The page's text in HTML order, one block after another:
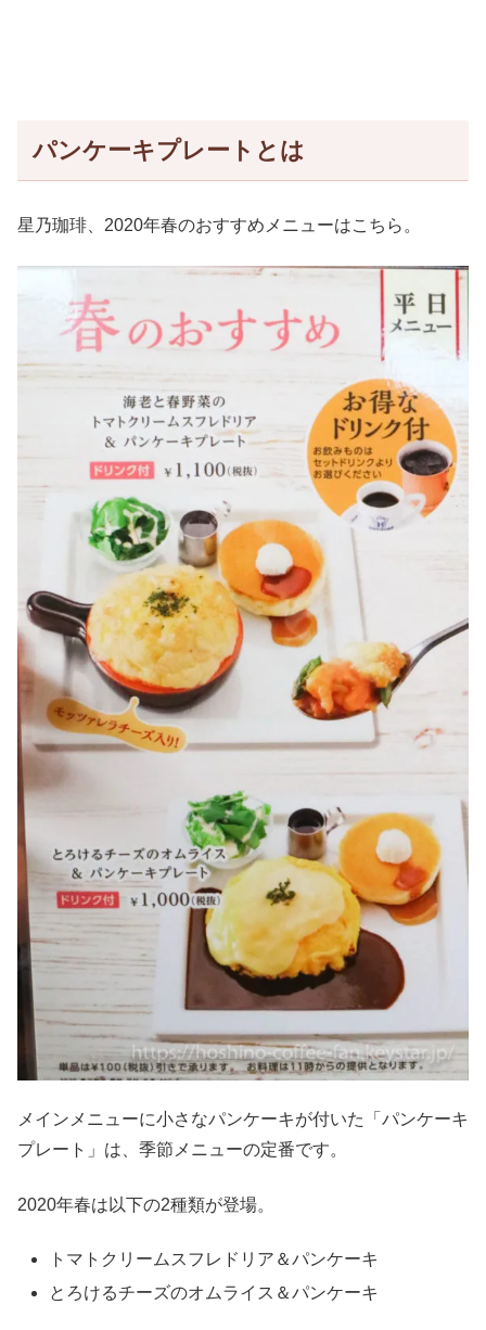
パンケーキプレートとは
星乃珈琲、2020年春のおすすめメニューはこちら。
メインメニューに小さなパンケーキが付いた「パンケーキ
プレート」は、季節メニューの定番です。
2020年春は以下の2種類が登場。
トマトクリームスフレドリア＆パンケーキ
とろけるチーズのオムライス＆パンケーキ